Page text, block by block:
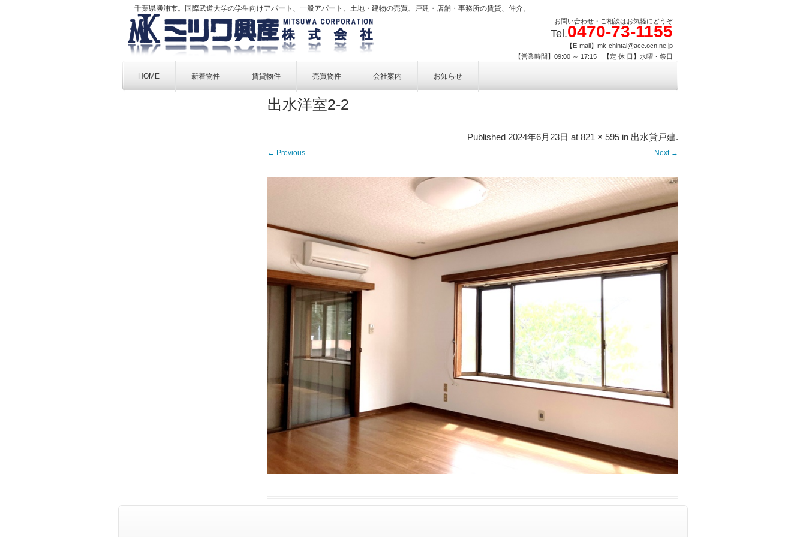
千葉県勝浦市。国際武道大学の学生向けアパート、一般アパート、土地・建物の売買、戸建・店舗・事務所の賃貸、仲介。
お問い合わせ・ご相談はお気軽にどうぞ
Tel.0470-73-1155
【E-mail】mk-chintai@ace.ocn.ne.jp
【営業時間】09:00 ～ 17:15 【定 休 日】水曜・祭日
contentHOME 新着物件 賃貸物件
賃貸物件一覧
売買物件
売買物件一覧
会社案内
お問い合せ
お知らせ
出水洋室2-2
Published 2024年6月23日 at 821 × 595 in 出水貸戸建.
← Previous Next →